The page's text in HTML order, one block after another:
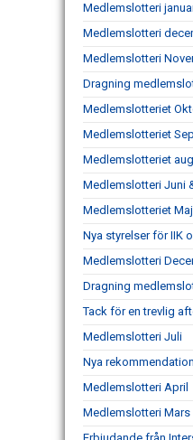
Medlemslotteri
Medlemslotteri
Medlemslotteri
Dragning
Medlemslotteriet
Medlemslotteriet
Medlemslotteriet
Medlemslotteri Juni
Medlemslotteriet Maj
Nya styrelser för IIK
Medlemslotteri
Dragning
Tack för en trevlig
Medlemslotteri Juli
Nya
Medlemslotteri April
Medlemslotteri Mars